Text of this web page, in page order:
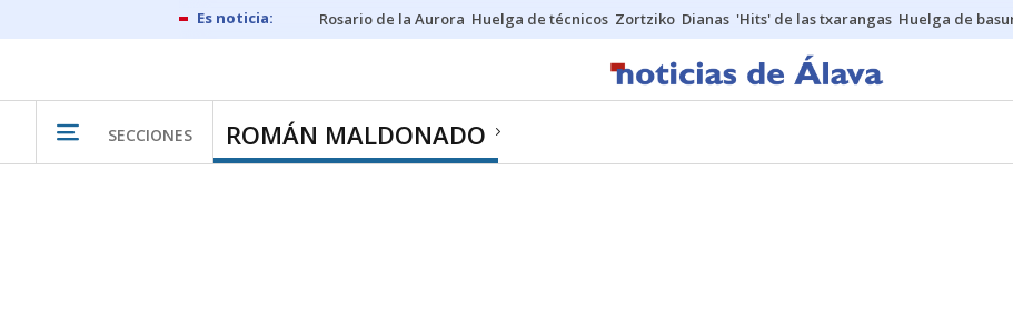
Rosario de la Aurora Huelga de técnicos Zortziko Dianas 'Hits' de las txarangas Huelga de
SECCIONES ROMÁN MALDONADO